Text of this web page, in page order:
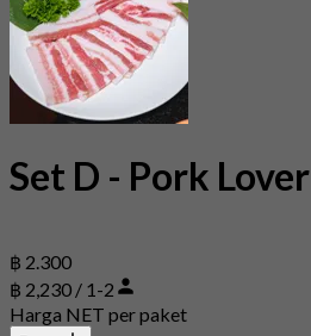
Set D - Pork Lover
฿ 2.300
฿ 2,230 / 1-2
Harga NET per paket